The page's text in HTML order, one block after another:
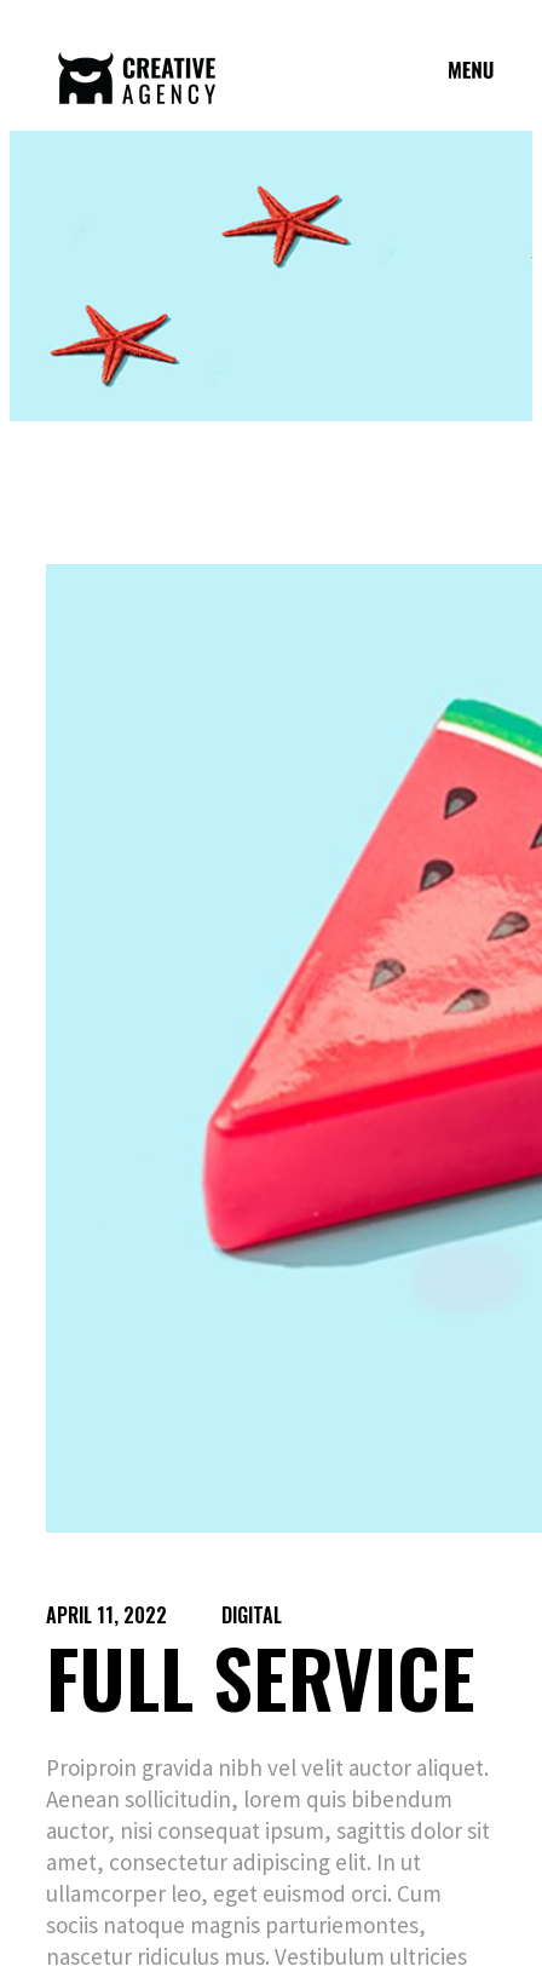
APRIL 11, 2022 DIGITAL
FULL SERVICE
Proiproin gravida nibh vel velit auctor aliquet.
Aenean sollicitudin, lorem quis bibendum
auctor, nisi consequat ipsum, sagittis dolor sit
amet, consectetur adipiscing elit. In ut
ullamcorper leo, eget euismod orci. Cum
sociis natoque magnis parturiemontes,
nascetur ridiculus mus. Vestibulum ultricies